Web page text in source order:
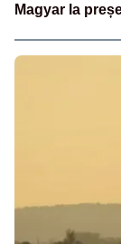
Magyar la